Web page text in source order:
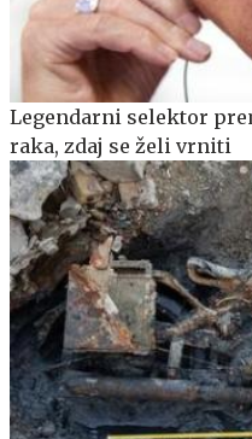
Legendarni selektor
raka, zdaj se želi vrniti